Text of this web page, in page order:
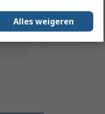
Alles weigeren